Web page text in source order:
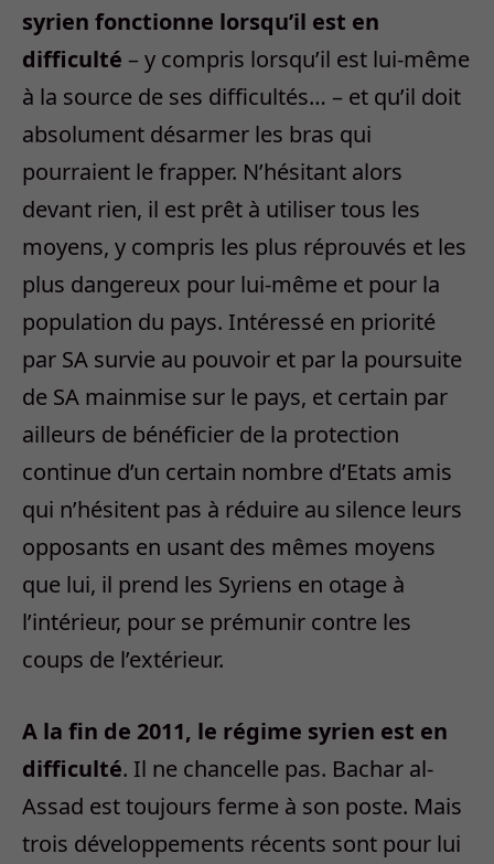
syrien fonctionne lorsqu’il est en
difficulté – y compris lorsqu’il est lui-même
à la source de ses difficultés… – et qu’il doit
absolument désarmer les bras qui
pourraient le frapper. N’hésitant alors
devant rien, il est prêt à utiliser tous les
moyens, y compris les plus réprouvés et les
plus dangereux pour lui-même et pour la
population du pays. Intéressé en priorité
par SA survie au pouvoir et par la poursuite
de SA mainmise sur le pays, et certain par
ailleurs de bénéficier de la protection
continue d’un certain nombre d’Etats amis
qui n’hésitent pas à réduire au silence leurs
opposants en usant des mêmes moyens
que lui, il prend les Syriens en otage à
l’intérieur, pour se prémunir contre les
coups de l’extérieur.
A la fin de 2011, le régime syrien est en
difficulté. Il ne chancelle pas. Bachar al-
Assad est toujours ferme à son poste. Mais
trois développements récents sont pour lui